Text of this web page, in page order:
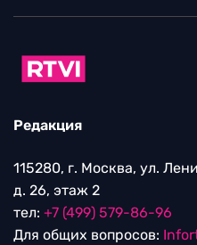
Редакция
115280, г. Москва, ул.
д. 26, этаж 2
тел: +7 (499) 579-86-96
Для общих вопросов: